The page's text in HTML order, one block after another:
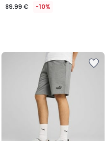
89.99 € -10%